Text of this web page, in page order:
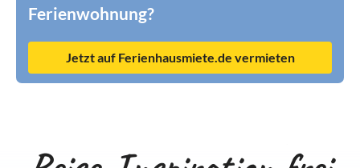
Ferienwohnung?
Jetzt auf Ferienhausmiete.de vermieten